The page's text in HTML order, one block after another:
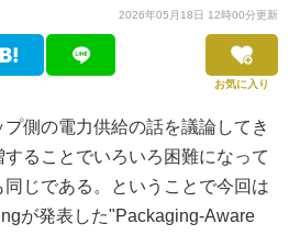
2026年05月18日 12時00分更新
お気に入り
プ側の電力供給の話を議論してき
ることでいろいろ困難になって
じである。ということで今回は
が発表した"Packaging-Aware